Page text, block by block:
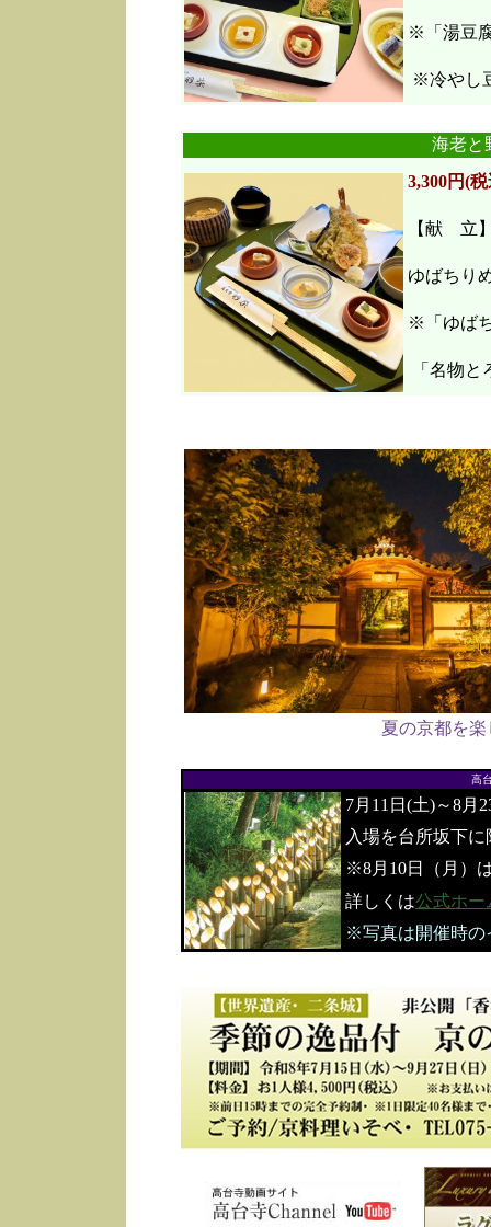
※「湯豆
※冷やし
海老
3,300円(
【献 立
ゆばちり
※「ゆば
「名物と
夏の京都を
高
7月11日(土)～8月
入場を台所坂下
※8月10日（月）
詳しくは公式ホー
※写真は開催時の